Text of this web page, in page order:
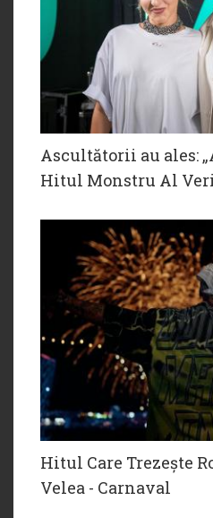
Ascultătorii au ales:
Hitul Monstru Al
Hitul Care Trezește
Velea - Carnaval